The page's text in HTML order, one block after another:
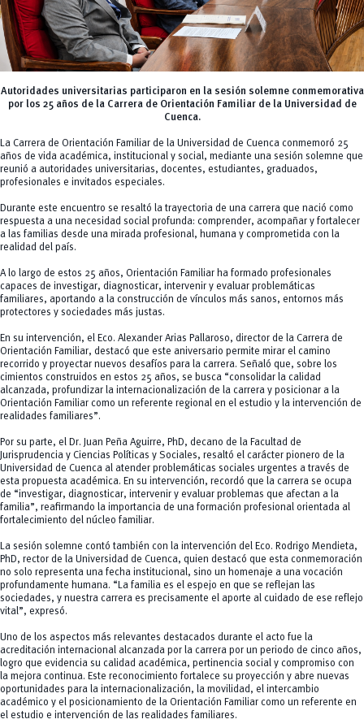
Autoridades universitarias participaron en la sesión solemne conmemorativa
por los 25 años de la Carrera de Orientación Familiar de la Universidad de
Cuenca.
La Carrera de Orientación Familiar de la Universidad de Cuenca conmemoró 25
años de vida académica, institucional y social, mediante una sesión solemne que
reunió a autoridades universitarias, docentes, estudiantes, graduados,
profesionales e invitados especiales.
Durante este encuentro se resaltó la trayectoria de una carrera que nació como
respuesta a una necesidad social profunda: comprender, acompañar y fortalecer
a las familias desde una mirada profesional, humana y comprometida con la
realidad del país.
A lo largo de estos 25 años, Orientación Familiar ha formado profesionales
capaces de investigar, diagnosticar, intervenir y evaluar problemáticas
familiares, aportando a la construcción de vínculos más sanos, entornos más
protectores y sociedades más justas.
En su intervención, el Eco. Alexander Arias Pallaroso, director de la Carrera de
Orientación Familiar, destacó que este aniversario permite mirar el camino
recorrido y proyectar nuevos desafíos para la carrera. Señaló que, sobre los
cimientos construidos en estos 25 años, se busca “consolidar la calidad
alcanzada, profundizar la internacionalización de la carrera y posicionar a la
Orientación Familiar como un referente regional en el estudio y la intervención de
realidades familiares”.
Por su parte, el Dr. Juan Peña Aguirre, PhD, decano de la Facultad de
Jurisprudencia y Ciencias Políticas y Sociales, resaltó el carácter pionero de la
Universidad de Cuenca al atender problemáticas sociales urgentes a través de
esta propuesta académica. En su intervención, recordó que la carrera se ocupa
de “investigar, diagnosticar, intervenir y evaluar problemas que afectan a la
familia”, reafirmando la importancia de una formación profesional orientada al
fortalecimiento del núcleo familiar.
La sesión solemne contó también con la intervención del Eco. Rodrigo Mendieta,
PhD, rector de la Universidad de Cuenca, quien destacó que esta conmemoración
no solo representa una fecha institucional, sino un homenaje a una vocación
profundamente humana. “La familia es el espejo en que se reflejan las
sociedades, y nuestra carrera es precisamente el aporte al cuidado de ese reflejo
vital”, expresó.
Uno de los aspectos más relevantes destacados durante el acto fue la
acreditación internacional alcanzada por la carrera por un periodo de cinco años,
logro que evidencia su calidad académica, pertinencia social y compromiso con
la mejora continua. Este reconocimiento fortalece su proyección y abre nuevas
oportunidades para la internacionalización, la movilidad, el intercambio
académico y el posicionamiento de la Orientación Familiar como un referente en
el estudio e intervención de las realidades familiares.